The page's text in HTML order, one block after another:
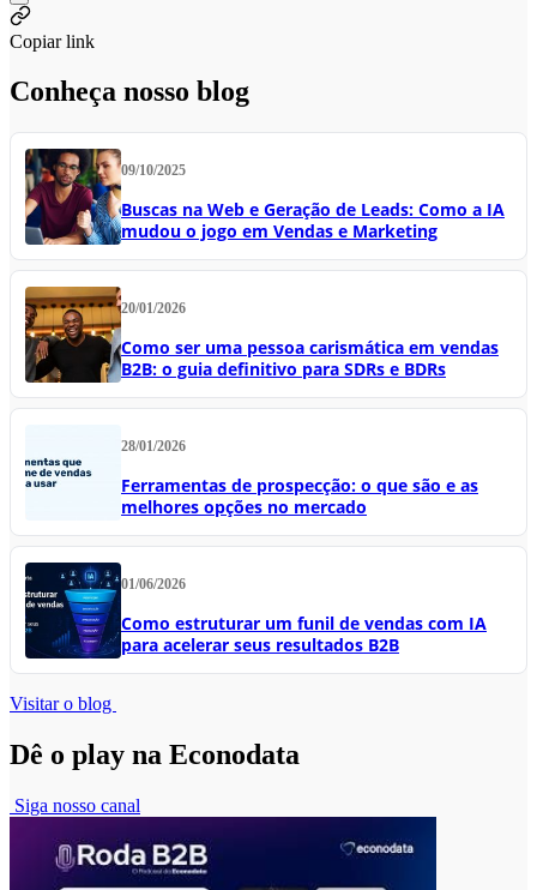
Copiar link
Conheça nosso blog
09/10/2025
Buscas na Web e Geração de Leads: Como a IA
mudou o jogo em Vendas e Marketing
20/01/2026
Como ser uma pessoa carismática em vendas
B2B: o guia definitivo para SDRs e BDRs
28/01/2026
Ferramentas de prospecção: o que são e as
melhores opções no mercado
01/06/2026
Como estruturar um funil de vendas com IA
para acelerar seus resultados B2B
Visitar o blog
Dê o play na Econodata
Siga nosso canal